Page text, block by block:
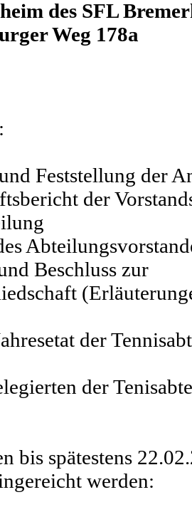
des SFL
Weg 178a
Feststellung der
der
Beschluss zur
der
der
bis spätestens
werden: